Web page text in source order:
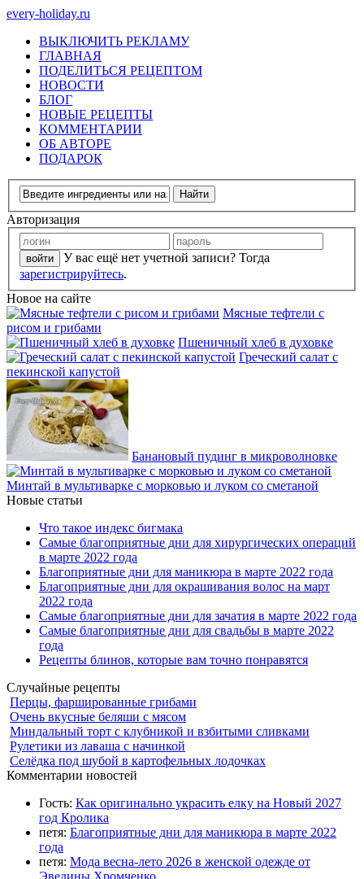
every-holiday.ru
ВЫКЛЮЧИТЬ РЕКЛАМУ
ГЛАВНАЯ
ПОДЕЛИТЬСЯ РЕЦЕПТОМ
НОВОСТИ
БЛОГ
НОВЫЕ РЕЦЕПТЫ
КОММЕНТАРИИ
ОБ АВТОРЕ
ПОДАРОК
Авторизация
У вас ещё нет учетной записи? Тогда
зарегистрируйтесь.
Новое на сайте
Мясные тефтели с
рисом и грибами
Пшеничный хлеб в духовке
Греческий салат с
пекинской капустой
Банановый пудинг в микроволновке
Минтай в мультиварке с морковью и луком со сметаной
Новые статьи
Что такое индекс бигмака
Самые благоприятные дни для хирургических операций
в марте 2022 года
Благоприятные дни для маникюра в марте 2022 года
Благоприятные дни для окрашивания волос на март
2022 года
Самые благоприятные дни для зачатия в марте 2022 года
Самые благоприятные дни для свадьбы в марте 2022
года
Рецепты блинов, которые вам точно понравятся
Случайные рецепты
Перцы, фаршированные грибами
Очень вкусные беляши с мясом
Миндальный торт с клубникой и взбитыми сливками
Рулетики из лаваша с начинкой
Селёдка под шубой в картофельных лодочках
Комментарии новостей
Гость: Как оригинально украсить елку на Новый 2027
год Кролика
петя: Благоприятные дни для маникюра в марте 2022
года
петя: Мода весна-лето 2026 в женской одежде от